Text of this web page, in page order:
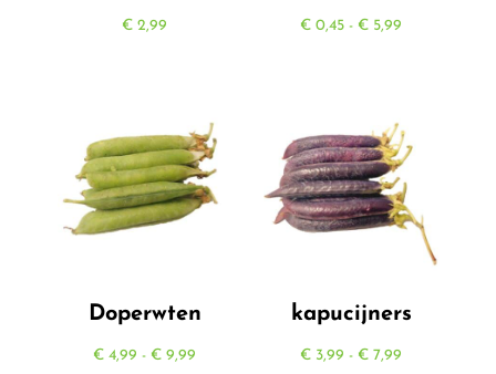
€ 2,99 € 0,45 - € 5,99
Doperwten
€ 4,99 - € 9,99
kapucijners
€ 3,99 - € 7,99